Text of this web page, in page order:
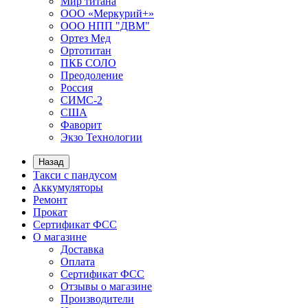
ООО «Меркурий+»
ООО НПП "ДВМ"
Ортез Мед
Ортотитан
ПКБ СОЛО
Преодоление
Россия
СИМС-2
США
Фаворит
Экзо Технологии
Назад
Такси с пандусом
Аккумуляторы
Ремонт
Прокат
Сертификат ФСС
О магазине
Доставка
Оплата
Сертификат ФСС
Отзывы о магазине
Производители